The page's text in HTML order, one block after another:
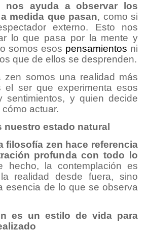
nos ayuda a observar los
medida que pasan, como si
externo. Esto nos
lo que pasa por la mente y
somos esos pensamientos ni
que de ellos se desprenden.
zen somos una realidad más
el ser que experimenta esos
sentimientos, y quien decide
actuar.
nuestro estado natural
filosofía zen hace referencia
profunda con todo lo
hecho, la contemplación es
realidad desde fuera, sino
esencia de lo que se observa
es un estilo de vida para